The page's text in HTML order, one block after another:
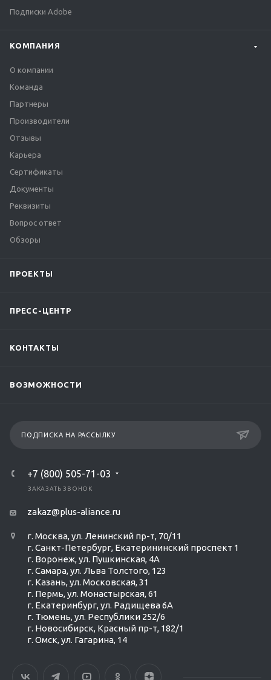
Подписки Adobe
КОМПАНИЯ
О компании
Команда
Партнеры
Производители
Отзывы
Карьера
Сертификаты
Документы
Реквизиты
Вопрос ответ
Обзоры
ПРОЕКТЫ
ПРЕСС-ЦЕНТР
КОНТАКТЫ
ВОЗМОЖНОСТИ
ПОДПИСКА НА РАССЫЛКУ
+7 (800) 505-71-03
ЗАКАЗАТЬ ЗВОНОК
zakaz@plus-aliance.ru
г. Москва, ул. Ленинский пр-т, 70/11
г. Санкт-Петербург, Екатерининский проспект 1
г. Воронеж, ул. Пушкинская, 4А
г. Самара, ул. Льва Толстого, 123
г. Казань, ул. Московская, 31
г. Пермь, ул. Монастырская, 61
г. Екатеринбург, ул. Радищева 6А
г. Тюмень, ул. Республики 252/6
г. Новосибирск, Красный пр-т, 182/1
г. Омск, ул. ​Гагарина, 14